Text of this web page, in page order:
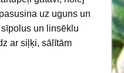
uz uguns un
un linsēklu
ar siļķi, sālītām